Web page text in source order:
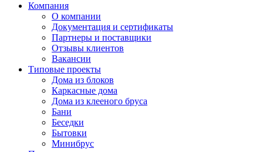
Компания
О компании
Документация и сертификаты
Партнеры и поставщики
Отзывы клиентов
Вакансии
Типовые проекты
Дома из блоков
Каркасные дома
Дома из клееного бруса
Бани
Беседки
Бытовки
Минибрус